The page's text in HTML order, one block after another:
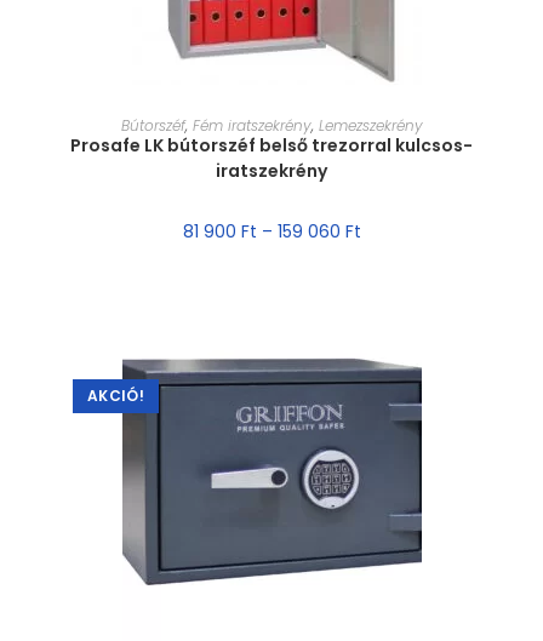
MÉRET VÁLASZTÁSA
Bútorszéf, Fém iratszekrény, Lemezszekrény
Prosafe LK bútorszéf belső trezorral kulcsos-
iratszekrény
81 900 Ft – 159 060 Ft
AKCIÓ!